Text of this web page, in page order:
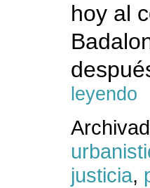
hoy al
leyendo
justicia,